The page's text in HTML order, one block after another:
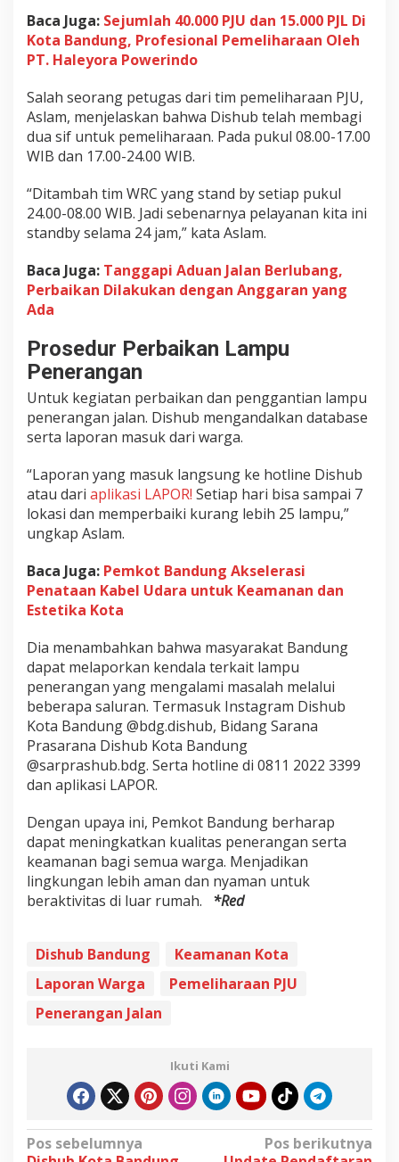
n
W
a
g
a
Baca Juga: Sejumlah 40.000 PJU dan 15.000 PJL Di
Kota Bandung, Profesional Pemeliharaan Oleh
PT. Haleyora Powerindo
Salah seorang petugas dari tim pemeliharaan PJU,
Aslam, menjelaskan bahwa Dishub telah membagi
dua sif untuk pemeliharaan. Pada pukul 08.00-17.00
WIB dan 17.00-24.00 WIB.
“Ditambah tim WRC yang stand by setiap pukul
24.00-08.00 WIB. Jadi sebenarnya pelayanan kita ini
standby selama 24 jam,” kata Aslam.
Baca Juga: Tanggapi Aduan Jalan Berlubang,
Perbaikan Dilakukan dengan Anggaran yang
Ada
Prosedur Perbaikan Lampu
Penerangan
Untuk kegiatan perbaikan dan penggantian lampu
penerangan jalan. Dishub mengandalkan database
serta laporan masuk dari warga.
“Laporan yang masuk langsung ke hotline Dishub
atau dari aplikasi LAPOR! Setiap hari bisa sampai 7
lokasi dan memperbaiki kurang lebih 25 lampu,”
ungkap Aslam.
Baca Juga: Pemkot Bandung Akselerasi
Penataan Kabel Udara untuk Keamanan dan
Estetika Kota
Dia menambahkan bahwa masyarakat Bandung
dapat melaporkan kendala terkait lampu
penerangan yang mengalami masalah melalui
beberapa saluran. Termasuk Instagram Dishub
Kota Bandung @bdg.dishub, Bidang Sarana
Prasarana Dishub Kota Bandung
@sarprashub.bdg. Serta hotline di 0811 2022 3399
dan aplikasi LAPOR.
Dengan upaya ini, Pemkot Bandung berharap
dapat meningkatkan kualitas penerangan serta
keamanan bagi semua warga. Menjadikan
lingkungan lebih aman dan nyaman untuk
beraktivitas di luar rumah. *Red
Dishub Bandung
Keamanan Kota
Laporan Warga
Pemeliharaan PJU
Penerangan Jalan
Ikuti Kami
N
Pos sebelumnya
Pos berikutnya